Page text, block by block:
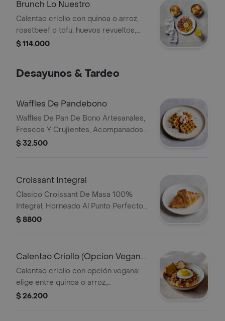
Brunch Lo Nuestro
Calentao criollo con quinoa o arroz,
roastbeef o tofu, huevos revueltos,
papas amarillas, panes artesanales,
$ 114.000
Desayunos & Tardeo
Waffles De Pandebono
Waffles De Pan De Bono Artesanales,
Frescos Y Crujientes, Acompanados
De Mermeladas Gourmet Caseras
Sublime) Y Queso Crema Suave Y
$ 32.500
Croissant Integral
Clasico Croissant De Masa 100%
Integral, Horneado Al Punto Perfecto
Para Un Equilibrio Entre Suavidad Y
$ 8800
Calentao Criollo (Opcion Vegano
Cambiando Roastbeef X Tofu, Sin
Huevo)
Calentao criollo con opción vegana:
elige entre quinoa o arroz,
acompañado de roastbeef o tofu,
$ 26.200